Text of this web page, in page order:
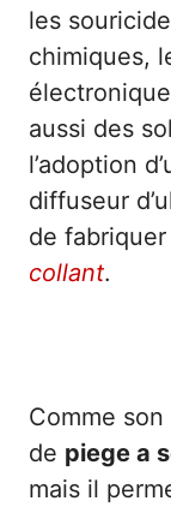
les
chimiques,
aussi des
l’adoption
diffuseur
de
collant.
Comme
de piege a
mais il